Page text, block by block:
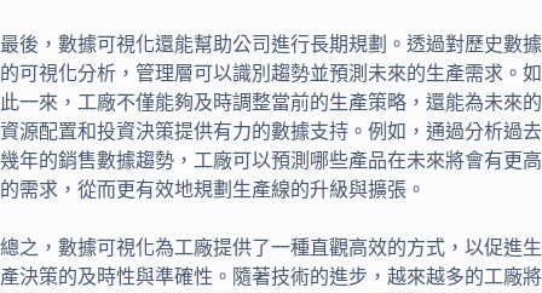
最後，數據可視化還能幫助公司進行長期規劃。透過對歷史數據
的可視化分析，管理層可以識別趨勢並預測未來的生產需求。如
此一來，工廠不僅能夠及時調整當前的生產策略，還能為未來的
資源配置和投資決策提供有力的數據支持。例如，通過分析過去
幾年的銷售數據趨勢，工廠可以預測哪些產品在未來將會有更高
的需求，從而更有效地規劃生產線的升級與擴張。
總之，數據可視化為工廠提供了一種直觀高效的方式，以促進生
產決策的及時性與準確性。隨著技術的進步，越來越多的工廠將